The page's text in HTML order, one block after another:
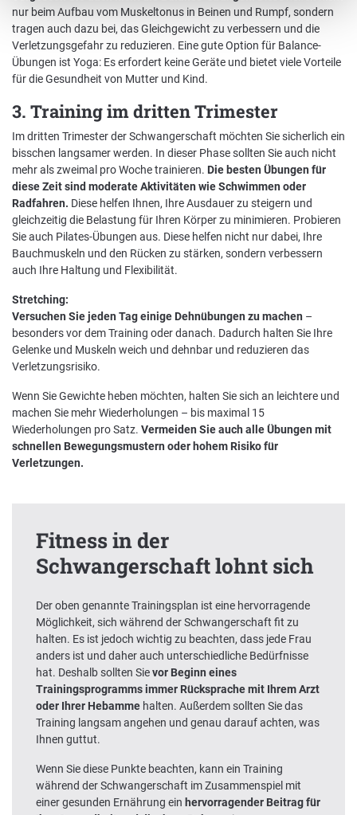
nur beim Aufbau vom Muskeltonus in Beinen und Rumpf, sondern
tragen auch dazu bei, das Gleichgewicht zu verbessern und die
Verletzungsgefahr zu reduzieren. Eine gute Option für Balance-
Übungen ist Yoga: Es erfordert keine Geräte und bietet viele Vorteile
für die Gesundheit von Mutter und Kind.
3. Training im dritten Trimester
Im dritten Trimester der Schwangerschaft möchten Sie sicherlich ein
bisschen langsamer werden. In dieser Phase sollten Sie auch nicht
mehr als zweimal pro Woche trainieren. Die besten Übungen für
diese Zeit sind moderate Aktivitäten wie Schwimmen oder
Radfahren. Diese helfen Ihnen, Ihre Ausdauer zu steigern und
gleichzeitig die Belastung für Ihren Körper zu minimieren. Probieren
Sie auch Pilates-Übungen aus. Diese helfen nicht nur dabei, Ihre
Bauchmuskeln und den Rücken zu stärken, sondern verbessern
auch Ihre Haltung und Flexibilität.
Stretching:
Versuchen Sie jeden Tag einige Dehnübungen zu machen –
besonders vor dem Training oder danach. Dadurch halten Sie Ihre
Gelenke und Muskeln weich und dehnbar und reduzieren das
Verletzungsrisiko.
Wenn Sie Gewichte heben möchten, halten Sie sich an leichtere und
machen Sie mehr Wiederholungen – bis maximal 15
Wiederholungen pro Satz. Vermeiden Sie auch alle Übungen mit
schnellen Bewegungsmustern oder hohem Risiko für
Verletzungen.
Fitness in der
Schwangerschaft lohnt sich
Der oben genannte Trainingsplan ist eine hervorragende
Möglichkeit, sich während der Schwangerschaft fit zu
halten. Es ist jedoch wichtig zu beachten, dass jede Frau
anders ist und daher auch unterschiedliche Bedürfnisse
hat. Deshalb sollten Sievor Beginn eines
Trainingsprogramms immer Rücksprache mit Ihrem Arzt
oder Ihrer Hebamme halten. Außerdem sollten Sie das
Training langsam angehen und genau darauf achten, was
Ihnen guttut.
Wenn Sie diese Punkte beachten, kann ein Training
während der Schwangerschaft im Zusammenspiel mit
einer gesunden Ernährung ein hervorragender Beitrag für